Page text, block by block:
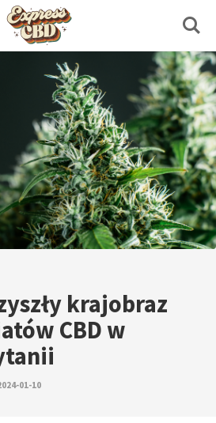
krajobraz
CBD w
01-10